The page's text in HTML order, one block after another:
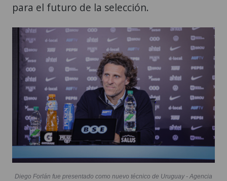
para el futuro de la selección.
Diego Forlán fue presentado como nuevo técnico de Uruguay - Agencia